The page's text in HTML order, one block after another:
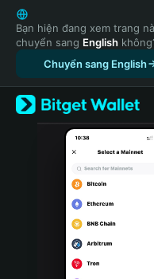
English
日本語
Tiếng Việt
Русский
Español (Latinoamérica)
Türkçe
Italiano
Português (Portugal)
Bahasa Indonesia
Bạn hiện đang xem trang
chuyển sang English
Chuyển sang English